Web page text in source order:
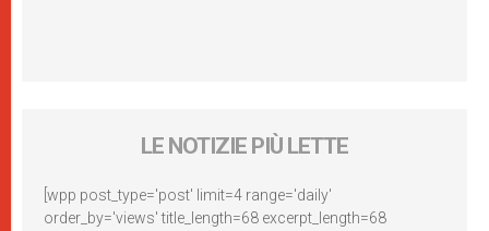
LE NOTIZIE PIÙ LETTE
[wpp post_type='post' limit=4 range='daily'
order_by='views' title_length=68 excerpt_length=68